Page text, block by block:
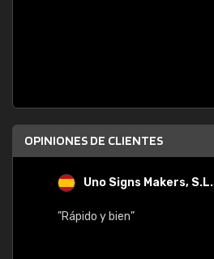
OPINIONES DE CLIENTES
Uno Signs Makers, S.L.
"Rápido y bien"